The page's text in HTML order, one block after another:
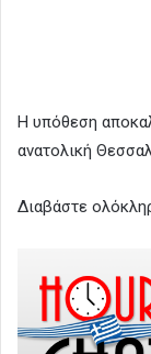
Η υπόθεση
ανατολική
Διαβάστε